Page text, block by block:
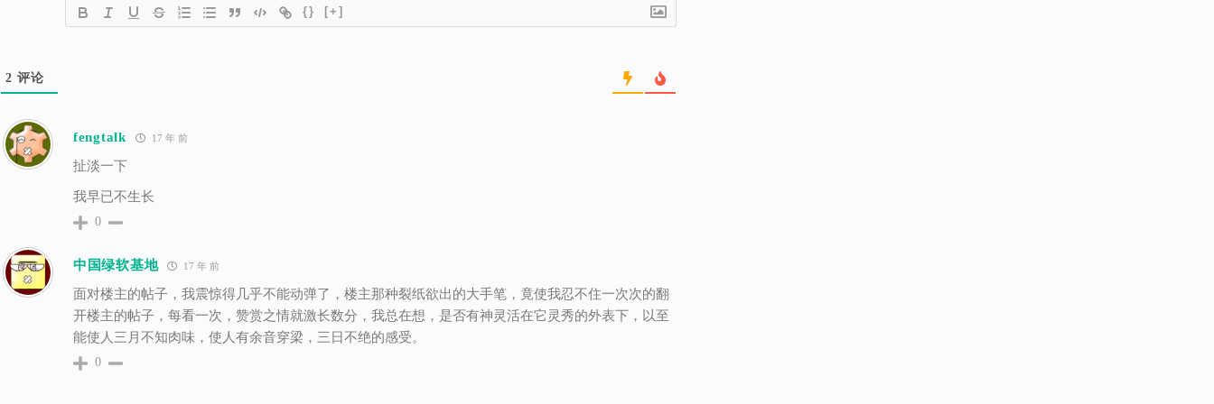
{} [+]
2 评论
fengtalk 17 年 前
扯淡一下
我早已不生长
0
中国绿软基地 17 年 前
面对楼主的帖子，我震惊得几乎不能动弹了，楼主那种裂纸欲出的大手笔，竟使我忍不住一次次的翻
开楼主的帖子，每看一次，赞赏之情就激长数分，我总在想，是否有神灵活在它灵秀的外表下，以至
能使人三月不知肉味，使人有余音穿梁，三日不绝的感受。
0